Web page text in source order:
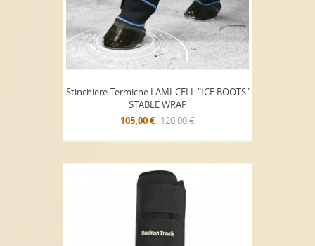
Stinchiere Termiche LAMI-CELL "ICE BOOTS"
STABLE WRAP
105,00 € 120,00 €